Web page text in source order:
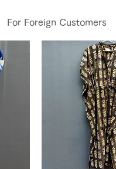
For Foreign Customers